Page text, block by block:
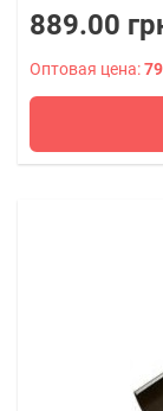
889.00
Оптовая цена: